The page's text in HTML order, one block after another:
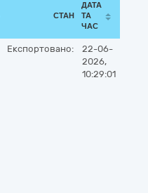
СТАН
ДАТА
ТА
ЧАС
Експортовано:
22-06-
2026,
10:29:01